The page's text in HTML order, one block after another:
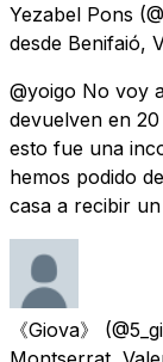
Yezabel Pons
desde Benifaió,
@yoigo No voy
devuelven en
esto fue una
hemos podido
casa a recibir
《Giova》